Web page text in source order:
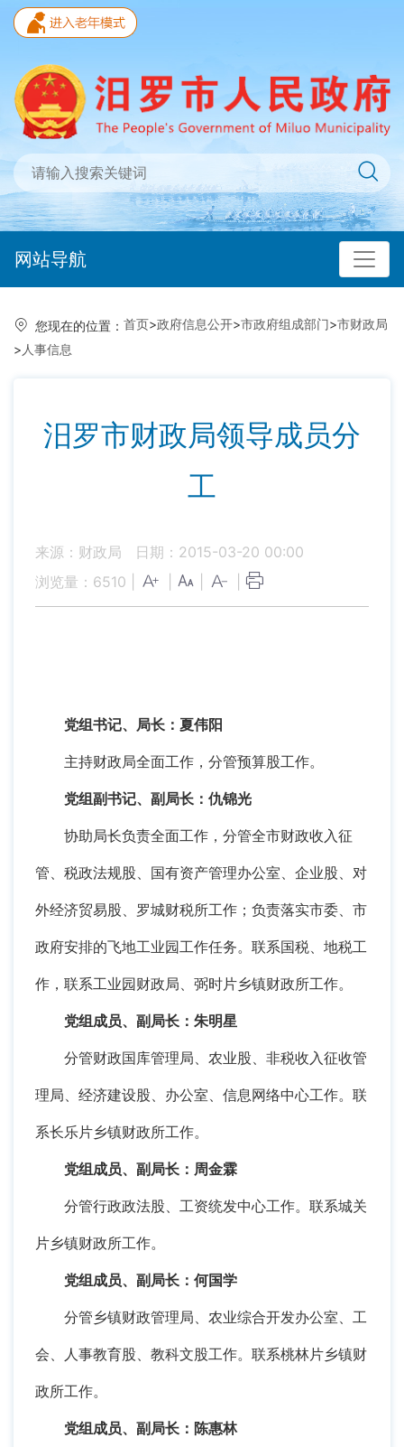
网站导航
您现在的位置： 首页>政府信息公开>市政府组成部门>市财政局
> 人事信息
汨罗市财政局领导成员分
工
来源：财政局
日期：2015-03-20 00:00
浏览量： 6510
党组书记、局长：夏伟阳
主持财政局全面工作，分管预算股工作。
党组副书记、副局长：仇锦光
协助局长负责全面工作，分管全市财政收入征
管、税政法规股、国有资产管理办公室、企业股、对
外经济贸易股、罗城财税所工作；负责落实市委、市
政府安排的飞地工业园工作任务。联系国税、地税工
作，联系工业园财政局、弼时片乡镇财政所工作。
党组成员、副局长：朱明星
分管财政国库管理局、农业股、非税收入征收管
理局、经济建设股、办公室、信息网络中心工作。联
系长乐片乡镇财政所工作。
党组成员、副局长：周金霖
分管行政政法股、工资统发中心工作。联系城关
片乡镇财政所工作。
党组成员、副局长：何国学
分管乡镇财政管理局、农业综合开发办公室、工
会、人事教育股、教科文股工作。联系桃林片乡镇财
政所工作。
党组成员、副局长：陈惠林